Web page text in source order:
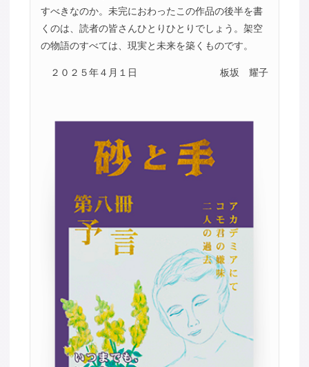
すべきなのか。未完におわったこの作品の後半を書
くのは、読者の皆さんひとりひとりでしょう。架空
の物語のすべては、現実と未来を築くものです。
２０２５年４月１日 板坂 耀子